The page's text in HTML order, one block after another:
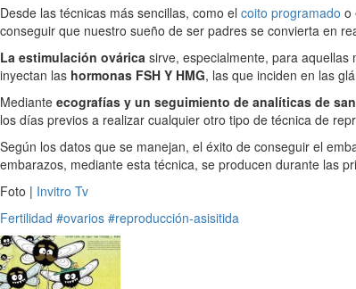
Desde las técnicas más sencillas, como el coito programado o
conseguir que nuestro sueño de ser padres se convierta en
La estimulación ovárica sirve, especialmente, para
inyectan las hormonas FSH Y HMG, las que inciden en las
Mediante ecografías y un seguimiento de analíticas de
los días previos a realizar cualquier otro tipo de técnica de
Según los datos que se manejan, el éxito de conseguir el
embarazos, mediante esta técnica, se producen durante las
Foto | Invitro Tv
Fertilidad #ovarios #reproducción-asisitida